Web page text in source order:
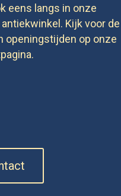
eens langs in onze
Kijk voor de
openingstijden op onze